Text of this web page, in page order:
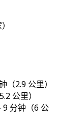
2.9 公里）
公里）
分钟（6 公